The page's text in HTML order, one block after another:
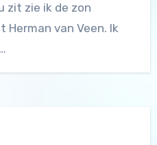
zit zie ik de zon
Herman van Veen. Ik